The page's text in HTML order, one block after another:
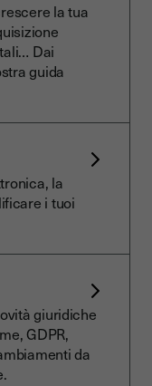
la tua
Dai
guida
la
i tuoi
giuridiche
GDPR,
da